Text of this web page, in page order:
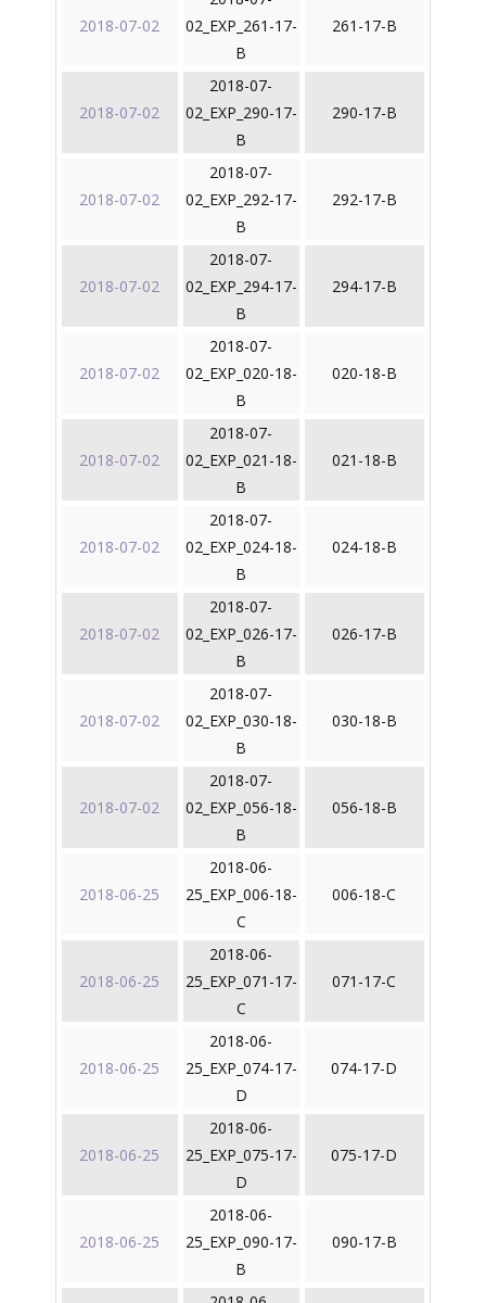
2018-07-02
02_EXP_261-17-
B
261-17-B
2018-07-02
2018-07-
02_EXP_290-17-
B
290-17-B
2018-07-02
2018-07-
02_EXP_292-17-
B
292-17-B
2018-07-02
2018-07-
02_EXP_294-17-
B
294-17-B
2018-07-02
2018-07-
02_EXP_020-18-
B
020-18-B
2018-07-02
2018-07-
02_EXP_021-18-
B
021-18-B
2018-07-02
2018-07-
02_EXP_024-18-
B
024-18-B
2018-07-02
2018-07-
02_EXP_026-17-
B
026-17-B
2018-07-02
2018-07-
02_EXP_030-18-
B
030-18-B
2018-07-02
2018-07-
02_EXP_056-18-
B
056-18-B
2018-06-25
2018-06-
25_EXP_006-18-
C
006-18-C
2018-06-25
2018-06-
25_EXP_071-17-
C
071-17-C
2018-06-25
2018-06-
25_EXP_074-17-
D
074-17-D
2018-06-25
2018-06-
25_EXP_075-17-
D
075-17-D
2018-06-25
2018-06-
25_EXP_090-17-
B
090-17-B